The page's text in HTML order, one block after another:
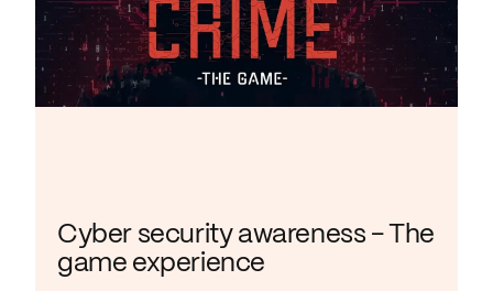
Cyber security awareness - The
game experience